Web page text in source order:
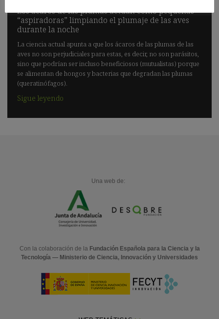
Los ácaros de las plumas actúan como pequeñas
“aspiradoras” limpiando el plumaje de las aves
durante la noche
La ciencia actual apunta a que los ácaros de las plumas de las
aves no son perjudiciales para estas, es decir, no son parásitos,
sino que podrían ser incluso beneficiosos (mutualistas) porque
se alimentan de hongos y bacterias que degradan las plumas
(queratinófagos).
Sigue leyendo
Una web de:
Con la colaboración de la Fundación Española para la Ciencia y la
Tecnología — Ministerio de Ciencia, Innovación y Universidades